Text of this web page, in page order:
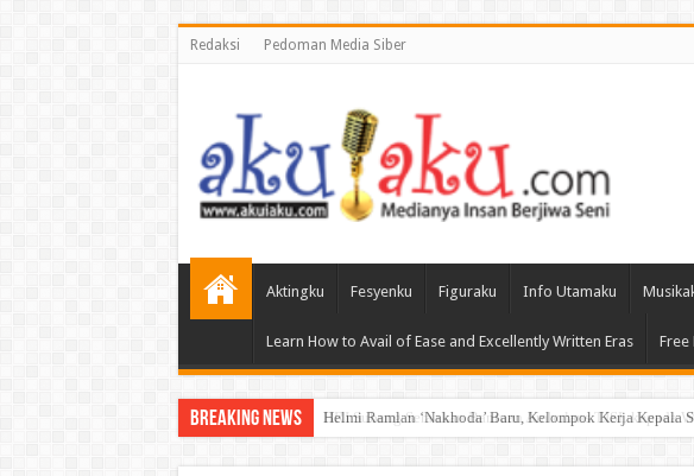
Redaksi Pedoman Media Siber
Aktingku Fesyenku Figuraku Info Utamaku
Learn How to Avail of Ease and Excellently Written Eras Free
Breaking News Helmi Ramlan ‘Nakhoda’ Baru, Kelompok Kerja Kepala